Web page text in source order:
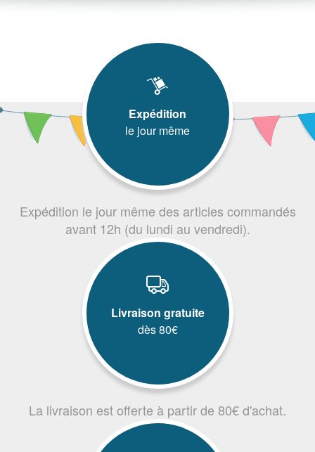
Expédition
le jour même
Expédition le jour même des articles commandés
avant 12h (du lundi au vendredi).
Livraison gratuite
dès 80€
La livraison est offerte à partir de 80€ d'achat.